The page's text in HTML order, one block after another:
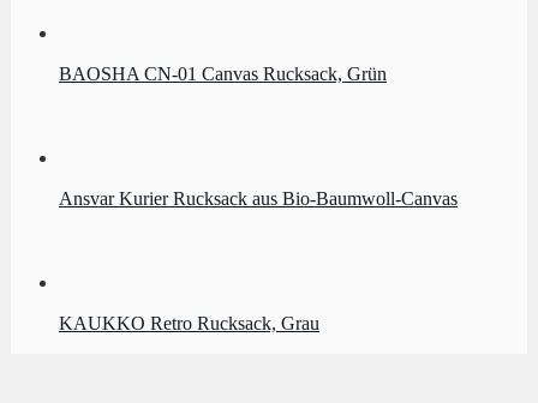
BAOSHA CN-01 Canvas Rucksack, Grün
Ansvar Kurier Rucksack aus Bio-Baumwoll-Canvas
KAUKKO Retro Rucksack, Grau